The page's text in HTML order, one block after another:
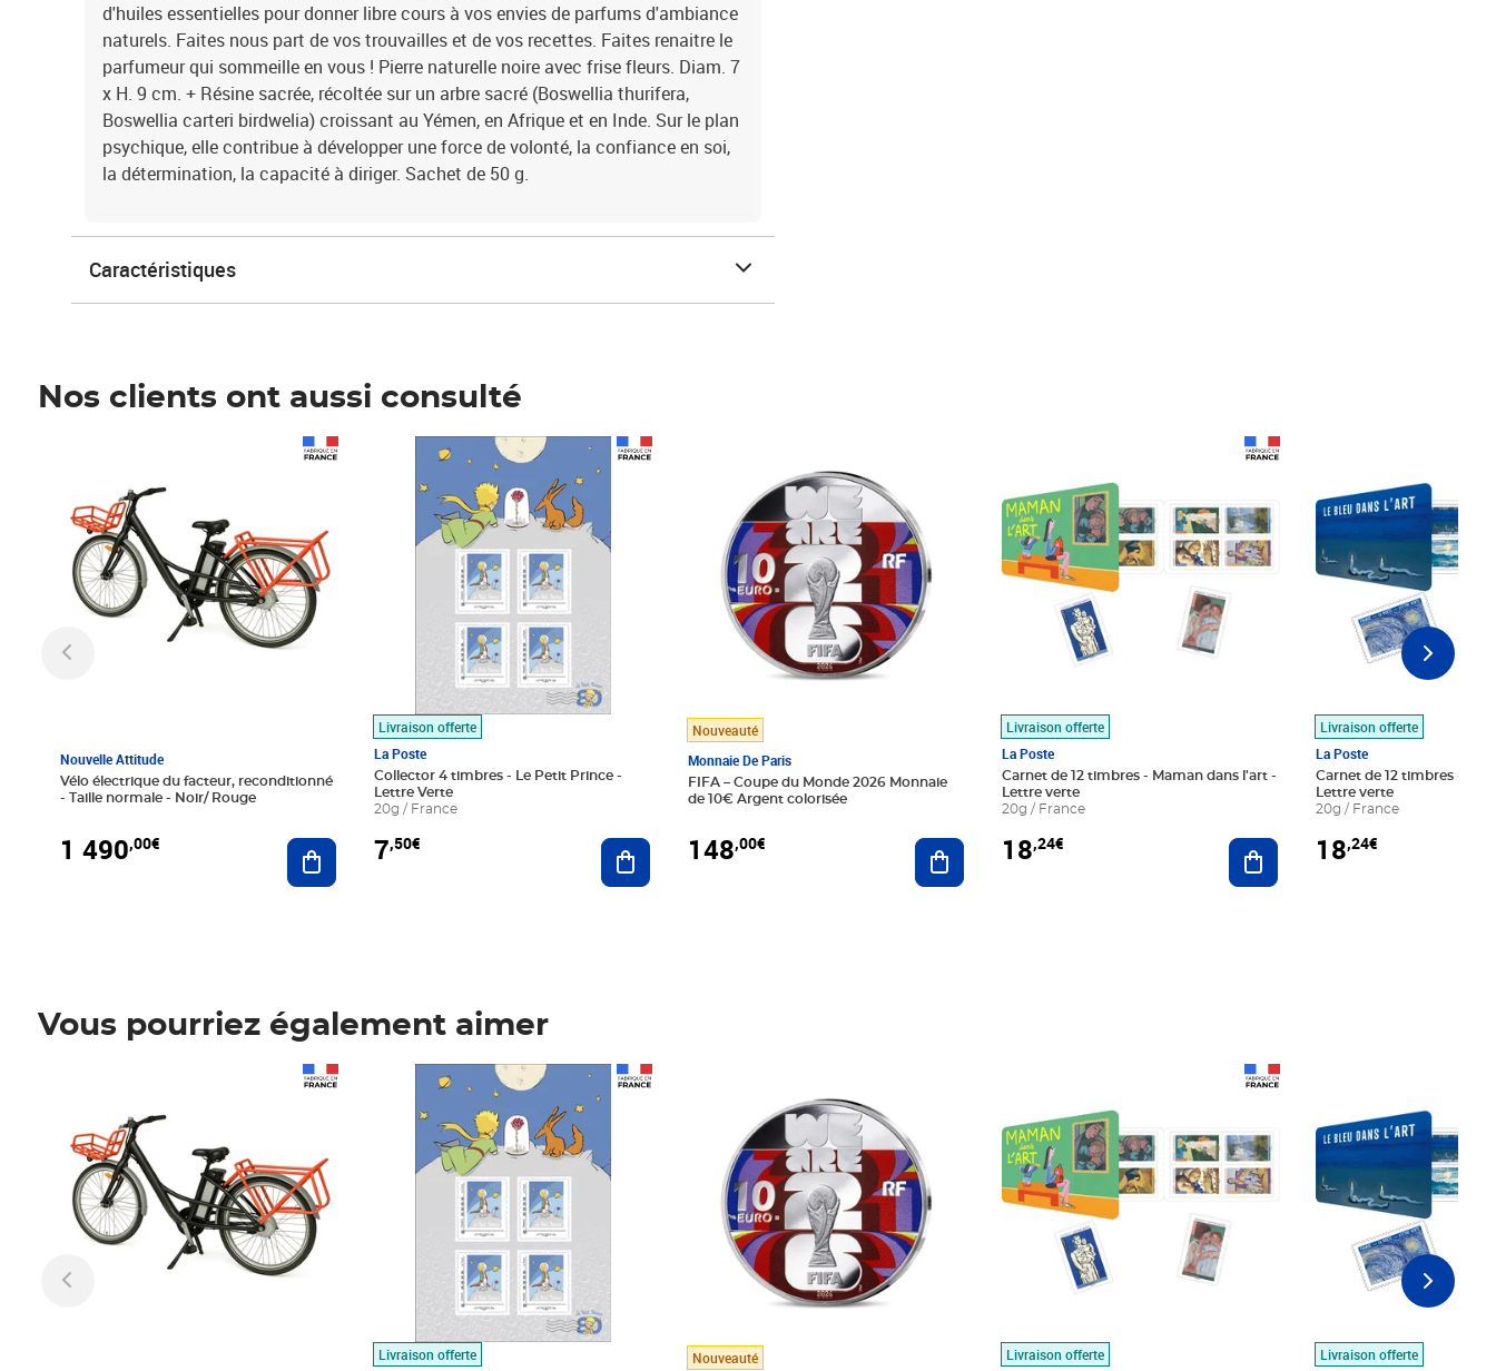
d'huiles essentielles pour donner libre cours à vos envies de parfums d'ambiance
naturels. Faites nous part de vos trouvailles et de vos recettes. Faites renaitre le
parfumeur qui sommeille en vous ! Pierre naturelle noire avec frise fleurs. Diam. 7
x H. 9 cm. + Résine sacrée, récoltée sur un arbre sacré (Boswellia thurifera,
Boswellia carteri birdwelia) croissant au Yémen, en Afrique et en Inde. Sur le plan
psychique, elle contribue à développer une force de volonté, la confiance en soi,
la détermination, la capacité à diriger. Sachet de 50 g.
Caractéristiques
Nos clients ont aussi consulté
Nouvelle Attitude
Vélo électrique du facteur, reconditionné
- Taille normale - Noir/ Rouge
1 490,00€ Ajouter au panier
Livraison offerte
La Poste
Collector 4 timbres - Le Petit Prince -
Lettre Verte
20g / France
7,50€
Prix 7,50€
Ajouter au panier
Nouveauté
Monnaie De Paris
FIFA – Coupe du Monde 2026 Monnaie
de 10€ Argent colorisée
148,00€ Ajouter au panier
Livraison offerte
La Poste
Carnet de 12 timbres - Maman dans l'art -
Lettre verte
20g / France
18,24€ Ajouter au panier
Livraison offerte
La Poste
Carnet de 12 timbres - Le
Lettre verte
20g / France
18,24€
Vous pourriez également aimer
Livraison offerte
Prix 7,50€
Nouveauté
Livraison offerte
Livraison offerte